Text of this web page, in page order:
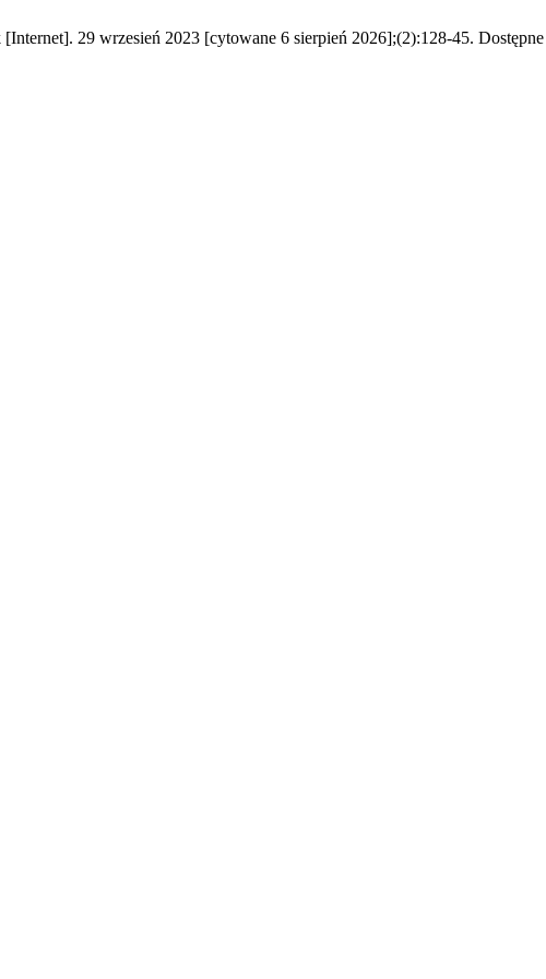
29 wrzesień 2023 [cytowane 6 sierpień 2026];(2):128-45.